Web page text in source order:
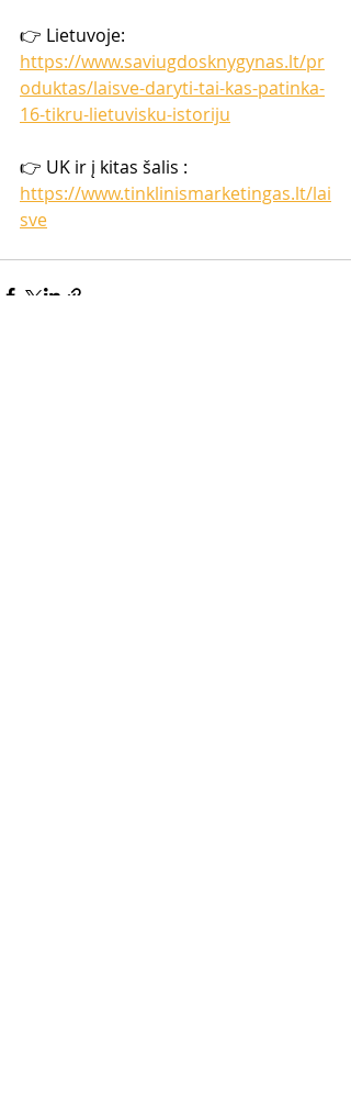
👉 Lietuvoje:
https://www.saviugdosknygynas.lt/pr
oduktas/laisve-daryti-tai-kas-patinka-
16-tikru-lietuvisku-istoriju
👉 UK ir į kitas šalis :
https://www.tinklinismarketingas.lt/lai
sve